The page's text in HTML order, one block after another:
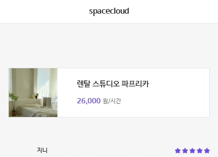
spacecloud
렌탈 스튜디오 파프리카
26,000 원/시간
지니